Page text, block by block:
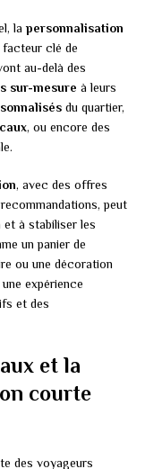
la personnalisation
facteur clé de
au-delà des
sur-mesure à leurs
du quartier,
, ou encore des
, avec des offres
peut
et à stabiliser les
un panier de
ou une décoration
expérience
et des
et la
courte
des voyageurs